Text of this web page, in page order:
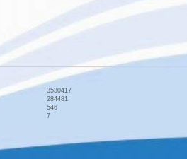
3530417
284481
546
7